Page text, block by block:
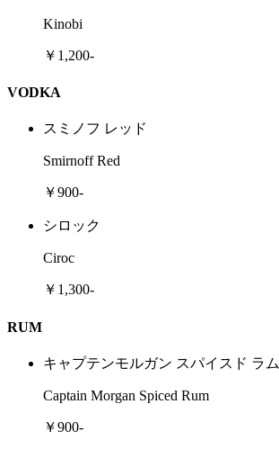
Kinobi
￥1,200-
VODKA
スミノフ レッド
Smirnoff Red
￥900-
シロック
Ciroc
￥1,300-
RUM
キャプテンモルガン スパイスド ラム
Captain Morgan Spiced Rum
￥900-